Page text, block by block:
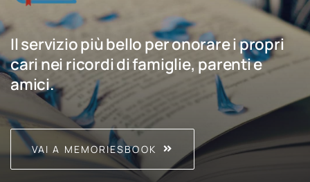
Il servizio più bello per onorare i propri
cari nei ricordi di famiglie, parenti e
amici.
VAI A MEMORIESBOOK